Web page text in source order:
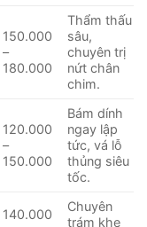
150.000
–
180.000
Thẩm thấu
sâu,
chuyên trị
nứt chân
chim.
120.000
–
150.000
Bám dính
ngay lập
tức, vá lỗ
thủng siêu
tốc.
140.000
Chuyên
trám khe